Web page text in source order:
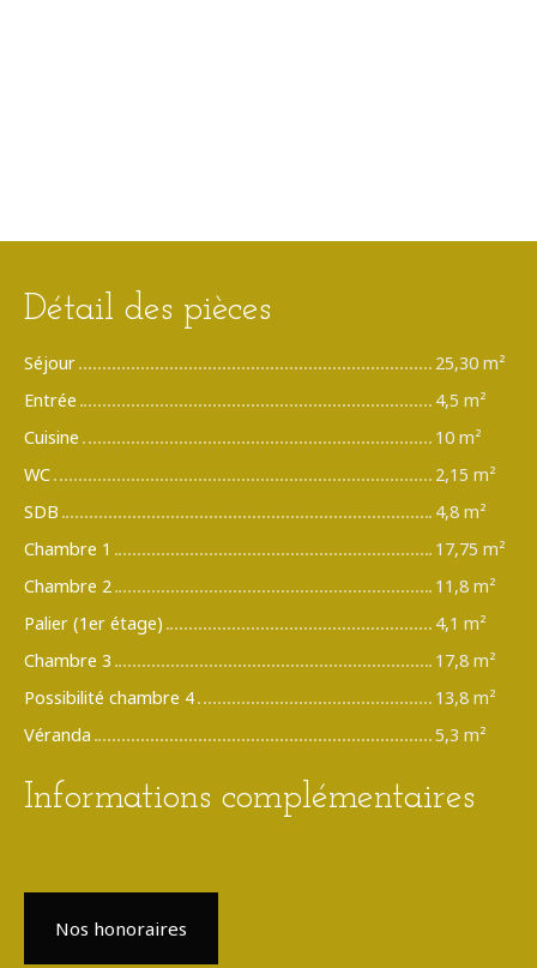
Détail des pièces
Séjour
25,30 m²
Entrée
4,5 m²
Cuisine
10 m²
WC
2,15 m²
SDB
4,8 m²
Chambre 1
17,75 m²
Chambre 2
11,8 m²
Palier (1er étage)
4,1 m²
Chambre 3
17,8 m²
Possibilité chambre 4
13,8 m²
Véranda
5,3 m²
Informations complémentaires
Nos honoraires